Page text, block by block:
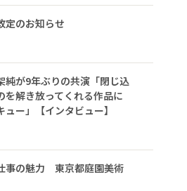
定のお知らせ
純が9年ぶりの共演「閉じ込
を解き放ってくれる作品に
ー」【インタビュー】
事の魅力 東京都庭園美術